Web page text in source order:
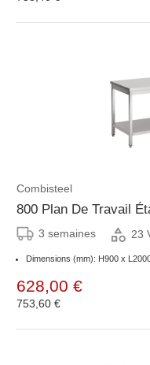
Combisteel
800 Plan De Travail
3 semaines 23
Dimensions (mm): H900 x
628,00 €
753,60 €